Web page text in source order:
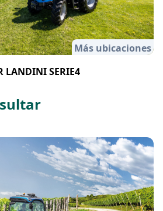
Más ubicaciones
LANDINI SERIE4